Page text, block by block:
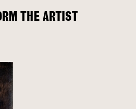
THE ARTIST